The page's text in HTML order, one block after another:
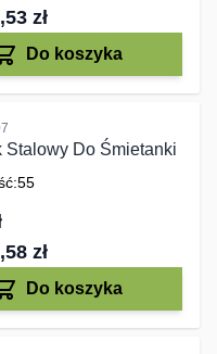
zł
Do koszyka
Stalowy Do Śmietanki
55
zł
Do koszyka